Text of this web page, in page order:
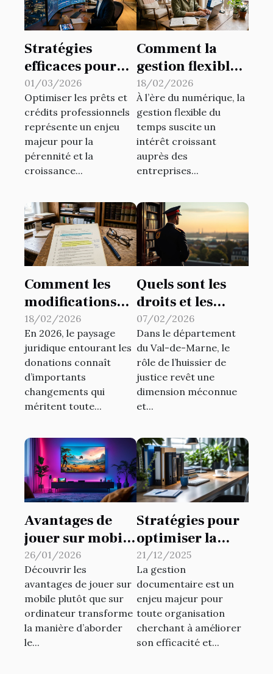
Stratégies
efficaces pour
optimiser les
prêts et crédits
professionnels
01/03/2026
Optimiser les prêts et
crédits professionnels
représente un enjeu
majeur pour la
pérennité et la
croissance...
Comment la
gestion flexible
du temps
influence la
productivité ?
18/02/2026
À l’ère du numérique, la
gestion flexible du
temps suscite un
intérêt croissant
auprès des
entreprises...
Comment les
modifications
légales
affectent-elles
les donations en
2026 ?
18/02/2026
En 2026, le paysage
juridique entourant les
donations connaît
d’importants
changements qui
méritent toute...
Quels sont les
droits et les
devoirs d'un
huissier de
justice dans le
94 ?
07/02/2026
Dans le département
du Val-de-Marne, le
rôle de l’huissier de
justice revêt une
dimension méconnue
et...
Avantages de
jouer sur mobile
par rapport à
l'ordinateur
26/01/2026
Découvrir les
avantages de jouer sur
mobile plutôt que sur
ordinateur transforme
la manière d’aborder
le...
Stratégies pour
optimiser la
gestion
documentaire
en entreprise
21/12/2025
La gestion
documentaire est un
enjeu majeur pour
toute organisation
cherchant à améliorer
son efficacité et...